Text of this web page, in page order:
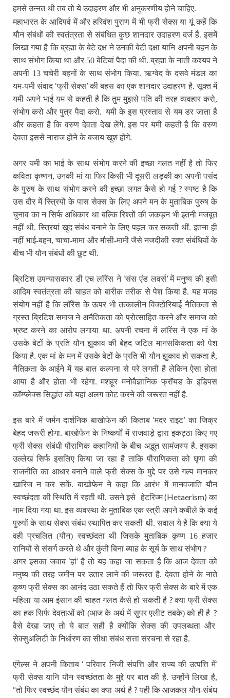
हमसे उन्नत थी तब तो ये उदाहरण और भी अनुकरणीय होने चाहिए.
महाभारत के आदिपर्व में और हरिवंश पुराण में भी फ्री सेक्स या यूं कहें कि
यौन संबंधों की स्वतंत्रता से संबंधित कुछ शानदार उदाहरण दर्ज हैं. इसमें
लिखा गया है कि ब्रह्मा के बेटे दक्ष ने उनकी बेटी दक्षा यानि अपनी बहन के
साथ संभोग किया था और 50 बेटियां पैदा की थी. ब्रह्मा के नाती कश्यप ने
अपनी 13 चचेरी बहनों के साथ संभोग किया. ऋग्वेद के दसवे मंडल का
यम-यमी संवाद ‘फ्री सेक्स’की बहस का एक शानदार उदाहरण है. सूक्त में
यमी अपने भाई यम से कहती है कि तुम मुझसे पति की तरह व्यवहार करो,
संभोग करो और पुत्र पैदा करो. यमी के इस प्रस्ताव से यम डर जाता है
और कहता है कि वरुण देवता देख लेंगे. इस पर यमी कहती है कि वरुण
देवता इससे नाराज होने के बजाय खुश होंगे.
अगर यमी का भाई के साथ संभोग करने की इच्छा गलत नहीं है तो फिर
कविता कृष्णन, उनकी मां या फिर किसी भी दूसरी लड़की का अपनी पसंद
के पुरुष के साथ संभोग करने की इच्छा लगत कैसे हो गई ?स्पष्ट है कि
उस दौर में स्त्रियों के पास सेक्स के लिए अपने मन के मुताबिक पुरुष के
चुनाव का न सिर्फ अधिकार था बल्कि रिश्तों की जकड़न भी इतनी मजबूत
नहीं थी. स्त्रियां खुद संबंध बनाने के लिए पहल कर सकती थीं. इतना ही
नहीं भाई-बहन, चाचा-मामा और मौसी-मामी जैसे नजदीकी रक्त संबंधियों के
बीच भी यौन संबंधों की छूट थी.
ब्रिटिश उपन्यासकार डी एच लॉरेंस ने ‘संस एंड लवर्स’में मनुष्य की इसी
आदिम स्वतंत्रता की चाहत को बारीक तरीक से पेश किया है. यह मजह
संयोग नहीं है कि लॉरेंस के ऊपर भी तत्कालीन विक्टोरियाई नैतिकता से
ग्रस्त ब्रिटिश समाज ने अनैतिकता को प्रोत्साहित करने और समाज को
भ्रष्ट करने का आरोप लगाया था. अपनी रचना में लॉरेंस ने एक मां के
उसके बेटों के प्रति यौन झुकाव की बेहद जटिल मानसकिकता को पेश
किया है. एक मां के मन में उसके बेटों के प्रति भी यौन झुकाव हो सकता है,
नैतिकता के आईने में यह बात कल्पना से परे लगती है लेकिन ऐसा होता
आया है और होता भी रहेगा. मशहूर मनोवैज्ञानिक फ्रॉयड के इडिपस
कॉम्प्लेक्स सिद्धांत को यहां अलग कोट करने की जरूरत नहीं है.
इस बारे में जर्मन दार्शनिक बाखोफेन की किताब ‘मदर राइट’ का जिक्र
बेहद जरूरी होगा. बाखोफेन के निष्कर्षों में राजवाड़े द्वारा इकट्ठा किए गए
फ्री सेक्स संबंधी पौराणिक कहानियों के बीच अद्भुत सामंजस्य है. इसका
उल्लेख सिर्फ इसलिए किया जा रहा है ताकि पौराणिकता को घृणा की
राजनीति का आधार बनाने वाले फ्री सेक्स के मुद्दे पर उसे गल्प मानकर
खारिज न कर सकें. बाखोफेन ने कहा कि आरंभ में मानवजाति यौन
स्वच्छंदता की स्थिति में रहती थी. उसने इसे हेटरिज्म(Hetaerism)का
नाम दिया गया था.इस व्यवस्था के मुताबिक एक स्त्री अपने कबीले के कई
पुरुषों के साथ सेक्स संबंध स्थापित कर सकती थी. सवाल ये है कि क्या ये
वही प्रचलित (यौन) स्वच्छंदता थी जिसके मुताबिक कृष्ण 16 हजार
रानियों से संसर्ग करते थे और कुंती बिना ब्याह के सूर्य के साथ संभोग?
अगर इसका जवाब ‘हां’है तो यह कहा जा सकता है कि आज देवता को
मनुष्य की तरह जमीन पर उतार लाने की जरूरत है. देवता होने के नाते
कृष्ण फ्री सेक्स का आनंद उठा सकते हैं तो फिर फ्री सेक्स के बारे में एक
महिला या आम इंसान की चाहत गलत कैसे हो सकती है ?क्या फ्री सेक्स
का हक सिर्फ देवताओं को (आज के अर्थ में सुपर एलीट तबके) को ही है ?
वैसे देखा जाए तो ये बात सही है क्योंकि सेक्स की उपलब्धता और
सेक्सुअलिटी के निर्धारण का सीधा संबंध सत्ता संरचना से रहा है.
एंगेल्स ने अपनी किताब‘परिवार निजी संपत्ति और राज्य की उत्पत्ति में’
फ्री सेक्स यानि यौन स्वच्छंतता के मुद्दे पर बात की है. उन्होंने लिखा है,
“तो फिर स्वच्छंद यौन संबंध का क्या अर्थ है ?यही कि आजकल यौन-संबंध